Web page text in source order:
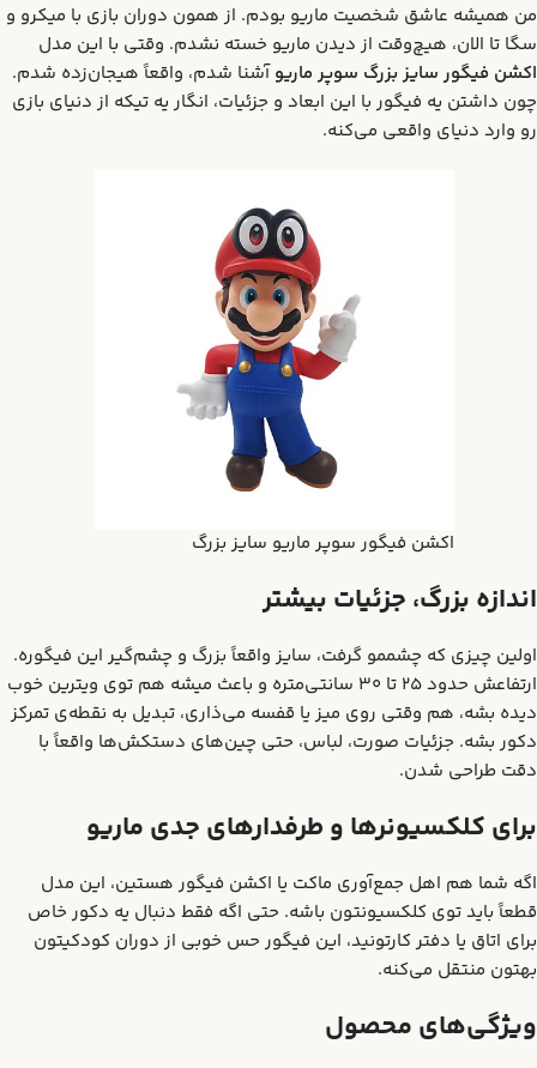
من همیشه عاشق شخصیت ماریو بودم. از همون دوران بازی با میکرو و
سگا تا الان، هیچ‌وقت از دیدن ماریو خسته نشدم. وقتی با این مدل
اکشن فیگور سایز بزرگ سوپر ماریوآشنا شدم، واقعاً هیجان‌زده شدم.
چون داشتن یه فیگور با این ابعاد و جزئیات، انگار یه تیکه از دنیای بازی
رو وارد دنیای واقعی می‌کنه.
اکشن فیگور سوپر ماریو سایز بزرگ
اندازه بزرگ، جزئیات بیشتر
اولین چیزی که چشممو گرفت، سایز واقعاً بزرگ و چشم‌گیر این فیگوره.
ارتفاعش حدود ۲۵ تا ۳۰ سانتی‌متره و باعث میشه هم توی ویترین خوب
دیده بشه، هم وقتی روی میز یا قفسه می‌ذاری، تبدیل به نقطه‌ی تمرکز
دکور بشه. جزئیات صورت، لباس، حتی چین‌های دستکش‌ها واقعاً با
دقت طراحی شدن.
برای کلکسیونرها و طرفدارهای جدی ماریو
اگه شما هم اهل جمع‌آوری ماکت یا اکشن فیگور هستین، این مدل
قطعاً باید توی کلکسیونتون باشه. حتی اگه فقط دنبال یه دکور خاص
برای اتاق یا دفتر کارتونید، این فیگور حس خوبی از دوران کودکیتون
بهتون منتقل می‌کنه.
ویژگی‌های محصول